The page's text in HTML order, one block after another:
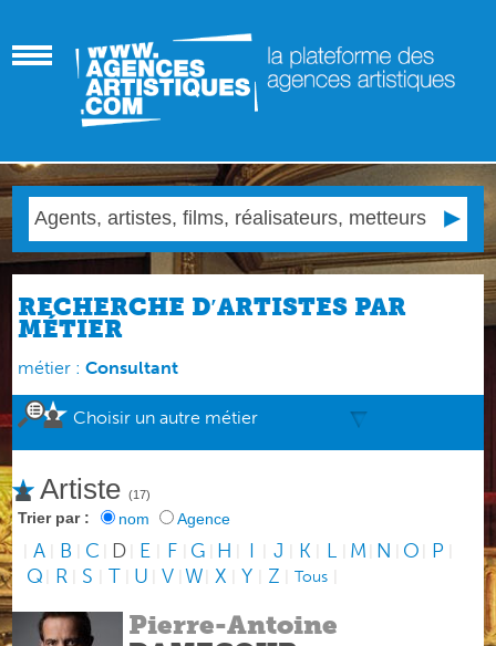
RECHERCHE D′ARTISTES PAR
MÉTIER
métier :Consultant
Choisir un autre métier
Artiste(17)
Trier par : nom Agence
A B C D E F G H I J K L M N O P
Q R S T U V W X Y Z Tous
Pierre-Antoine